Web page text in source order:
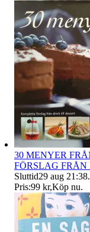
30 MENYER
FÖRSLAG FRÅN
Sluttid29 aug 21:38.
Pris:99 kr,Köp nu.